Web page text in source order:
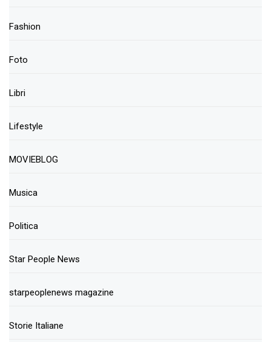
Fashion
Foto
Libri
Lifestyle
MOVIEBLOG
Musica
Politica
Star People News
starpeoplenews magazine
Storie Italiane